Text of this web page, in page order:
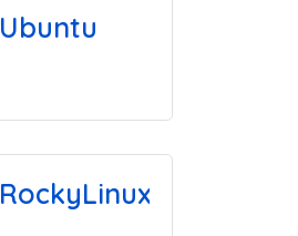
Ubuntu
RockyLinux